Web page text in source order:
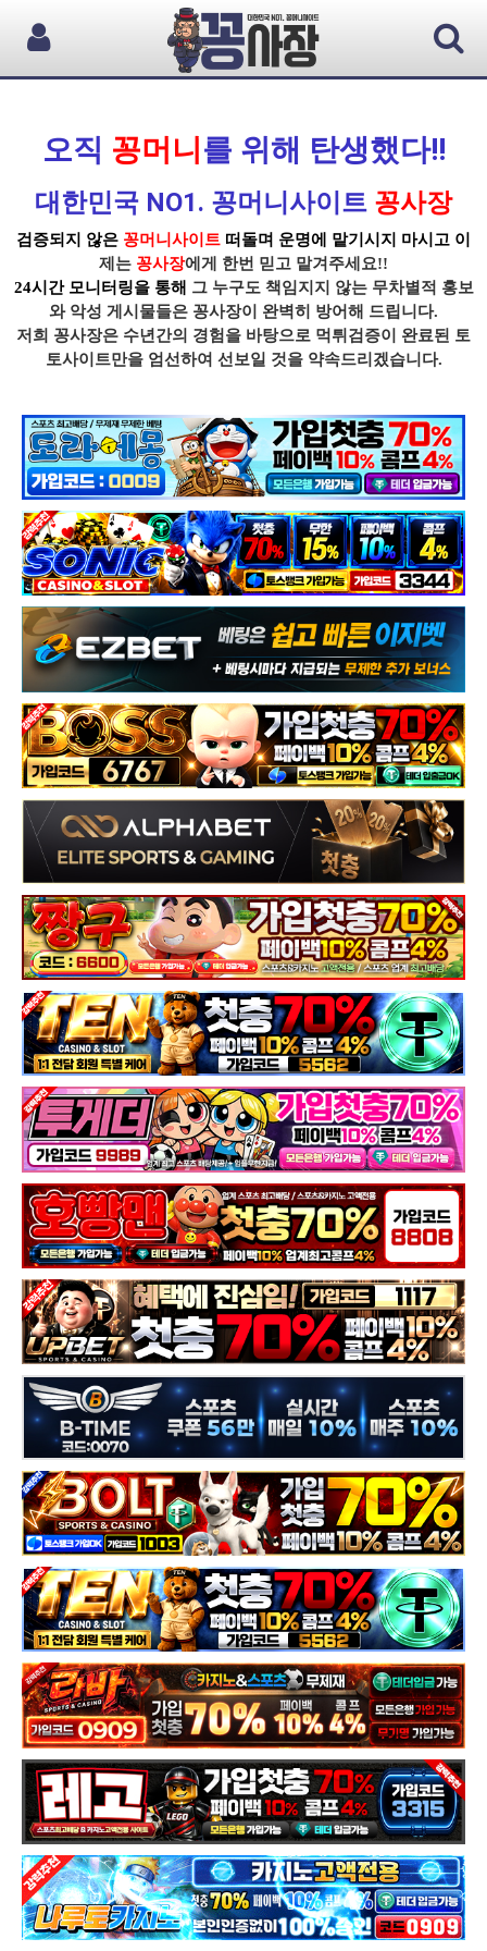
오직 꽁머니를 위해 탄생했다!!
대한민국 NO1. 꽁머니사이트 꽁사장
검증되지 않은 꽁머니사이트 떠돌며 운명에 맡기시지 마시고 이
제는 꽁사장에게 한번 믿고 맡겨주세요!!
24시간 모니터링을 통해 그 누구도 책임지지 않는 무차별적 홍보
와 악성 게시물들은 꽁사장이 완벽히 방어해 드립니다.
저희 꽁사장은 수년간의 경험을 바탕으로 먹튀 검증이
완료된 토
토사이트만을 엄선하여 선보일 것을 약속드리겠습니다.